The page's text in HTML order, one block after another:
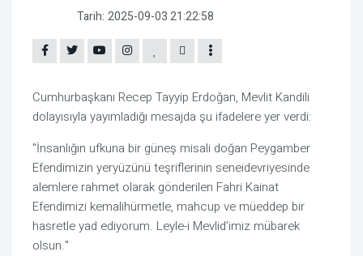
Tarih: 2025-09-03 21:22:58
Cumhurbaşkanı Recep Tayyip Erdoğan, Mevlit Kandili
dolayısıyla yayımladığı mesajda şu ifadelere yer verdi:
"İnsanlığın ufkuna bir güneş misali doğan Peygamber
Efendimizin yeryüzünü teşriflerinin seneidevriyesinde
alemlere rahmet olarak gönderilen Fahri Kainat
Efendimizi kemalihürmetle, mahcup ve müeddep bir
hasretle yad ediyorum. Leyle-i Mevlid’imiz mübarek
olsun."